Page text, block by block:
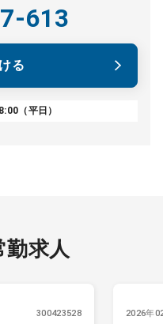
613
る
（平日）
勤求人
300423528 2026年